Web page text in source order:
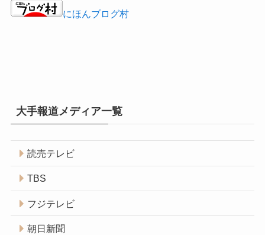
にほんブログ村
大手報道メディア一覧
読売テレビ
TBS
フジテレビ
朝日新聞